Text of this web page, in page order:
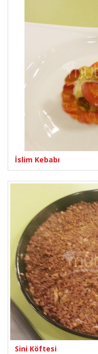
İslim Kebabı
Sini Köftesi